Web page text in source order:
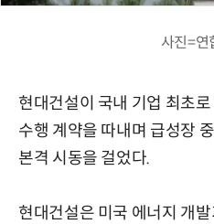
사진=연
현대건설이 국내 기업 최초
수행 계약을 따내며 급성장
본격 시동을 걸었다.
현대건설은 미국 에너지 개